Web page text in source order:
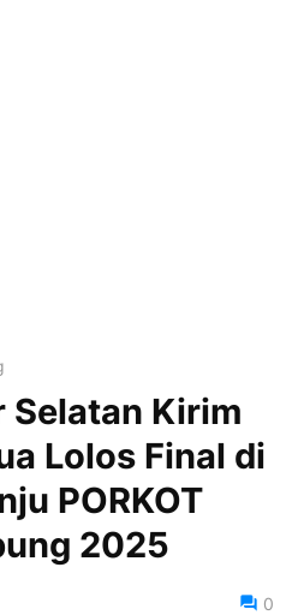
Selatan Kirim
Lolos Final di
PORKOT
2025
0